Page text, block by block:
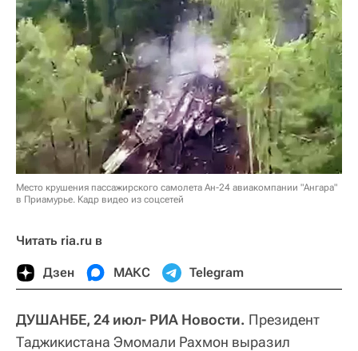
Место крушения пассажирского самолета Ан-24 авиакомпании "Ангара"
в Приамурье. Кадр видео из соцсетей
Читать ria.ru в
Дзен МАКС Telegram
ДУШАНБЕ, 24 июл- РИА Новости. Президент
Таджикистана Эмомали Рахмон выразил